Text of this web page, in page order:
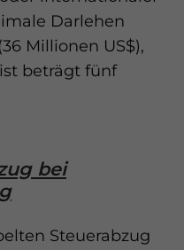
Darlehen
Millionen US$),
beträgt fünf
bei
Steuerabzug